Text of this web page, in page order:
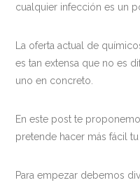
cualquier infección es un
La oferta actual de
es tan extensa que no es
uno en concreto.
En este post te
pretende hacer más fácil
Para empezar debemos